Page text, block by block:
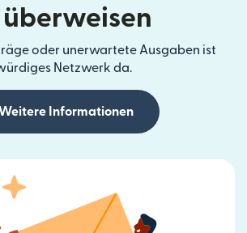
überweisen
oder unerwartete Ausgaben ist
Netzwerk da.
Informationen